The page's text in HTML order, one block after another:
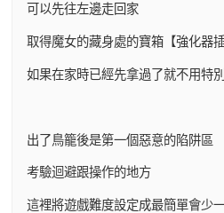
可以先往左邊走回家
取得魔女的藏身處的寶箱【強化器插
如果在家時已經先拿過了就不用特
出了鳥籠後是第一個惡意的陷阱區
考驗迴避跟操作的地方
這裡將遊戲難度設定成最簡單會少